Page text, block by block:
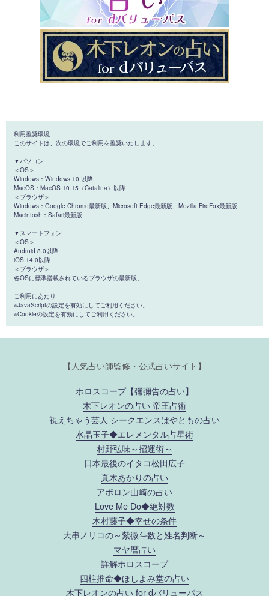
利用推奨環境
このサイトは、次の環境でご利用を推奨いたします。
▼パソコン
＜OS＞
Windows：Windows 10 以降
MacOS：MacOS 10.15（Catalina）以降
＜ブラウザ＞
Windows：Google Chrome最新版、Microsoft Edge最新版、Mozilla FireFox最新版
Macintosh：Safari最新版
▼スマートフォン
＜OS＞
Android 8.0以降
iOS 14.0以降
＜ブラウザ＞
各OSに標準搭載されているブラウザの最新版。
ご利用にあたり
※JavaScriptの設定を有効にしてご利用ください。
※Cookieの設定を有効にしてご利用ください。
【人気占い師監修・公式占いサイト】
ホロスコープ【彌彌告の占い】
木下レオンの占い 帝王占術
視えちゃう芸人 シークエンスはやともの占い
水晶玉子◆エレメンタル占星術
村野弘味～招運術～
日本最後のイタコ松田広子
真木あかりの占い
アポロン山崎の占い
Love Me Do◆絶対数
木村藤子◆幸せの条件
大串ノリコの～紫微斗数と姓名判断～
マヤ暦占い
詳解ホロスコープ
四柱推命◆ほしよみ堂の占い
木下レオンの占い for dバリューパス